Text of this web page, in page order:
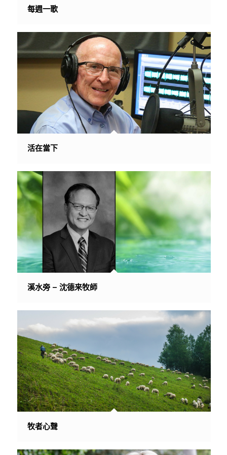
每週一歌
活在當下
溪水旁 – 沈德来牧師
牧者心聲